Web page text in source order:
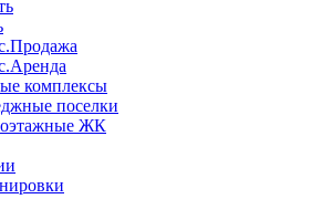
комплексы
поселки
ЖК